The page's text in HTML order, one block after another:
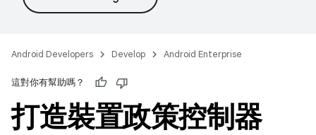
Android Developers Develop Android Enterprise
這對你有幫助嗎？
打造裝置政策控制器